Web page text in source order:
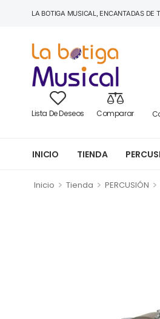
LA BOTIGA MUSICAL, ENCANTADAS DE
Lista De Deseos Comparar
INICIO TIENDA
Inicio > Tienda > PERCUSIÓN >